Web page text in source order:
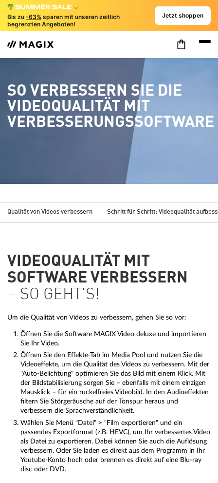
Bis zu -63% sparen mit unseren zeitlich
begrenzten Angeboten!
Jetzt shoppen
SO VERBESSERN SIE DIE
VIDEOQUALITÄT MIT
VERBESSERUNGSSOFTWARE
Qualität von Videos verbessern Schritt für Schritt: Videoqualität
VIDEOQUALITÄT MIT
SOFTWARE VERBESSERN
– SO GEHT'S!
Um die Qualität von Videos zu verbessern, gehen Sie so vor:
Öffnen Sie die Software MAGIX Video deluxe und importieren
Sie Ihr Video.
Öffnen Sie den Effekte-Tab im Media Pool und nutzen Sie die
Videoeffekte, um die Qualität des Videos zu verbessern. Mit der
"Auto-Belichtung" optimieren Sie das Bild mit einem Klick. Mit
der Bildstabilisierung sorgen Sie – ebenfalls mit einem einzigen
Mausklick – für ein ruckelfreies Videobild. In den Audioeffekten
filtern Sie Störgeräusche auf der Tonspur heraus und
verbessern die Sprachverständlichkeit.
Wählen Sie Menü "Datei" > "Film exportieren" und ein
passendes Exportformat (z.B. HEVC), um Ihr verbessertes Video
als Datei zu exportieren. Dabei können Sie auch die Auflösung
verbessern. Oder Sie laden es direkt aus dem Programm in Ihr
Youtube-Konto hoch oder brennen es direkt auf eine Blu-ray
disc oder DVD.